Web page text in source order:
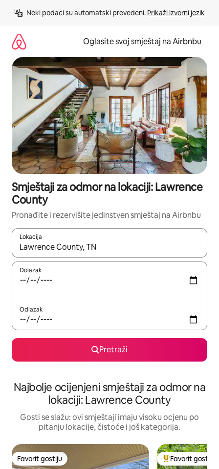
Neki podaci su automatski prevedeni. Prikaži izvorni jezik
Oglasite svoj smještaj na Airbnbu
Smještaji za odmor na lokaciji: Lawrence
County
Pronađite i rezervišite jedinstven smještaj na Airbnbu
Lokacija
Kad rezultati budu dostupni, krećite se gore i dolje pomoću
Dolazak
Odlazak
Pretraži
Najbolje ocijenjeni smještaji za odmor na
lokaciji: Lawrence County
Gosti se slažu: ovi smještaji imaju visoku ocjenu po
pitanju lokacije, čistoće i još kategorija.
Favorit gostiju
Favorit gostiju Glavni favorit
Favorit gostiju